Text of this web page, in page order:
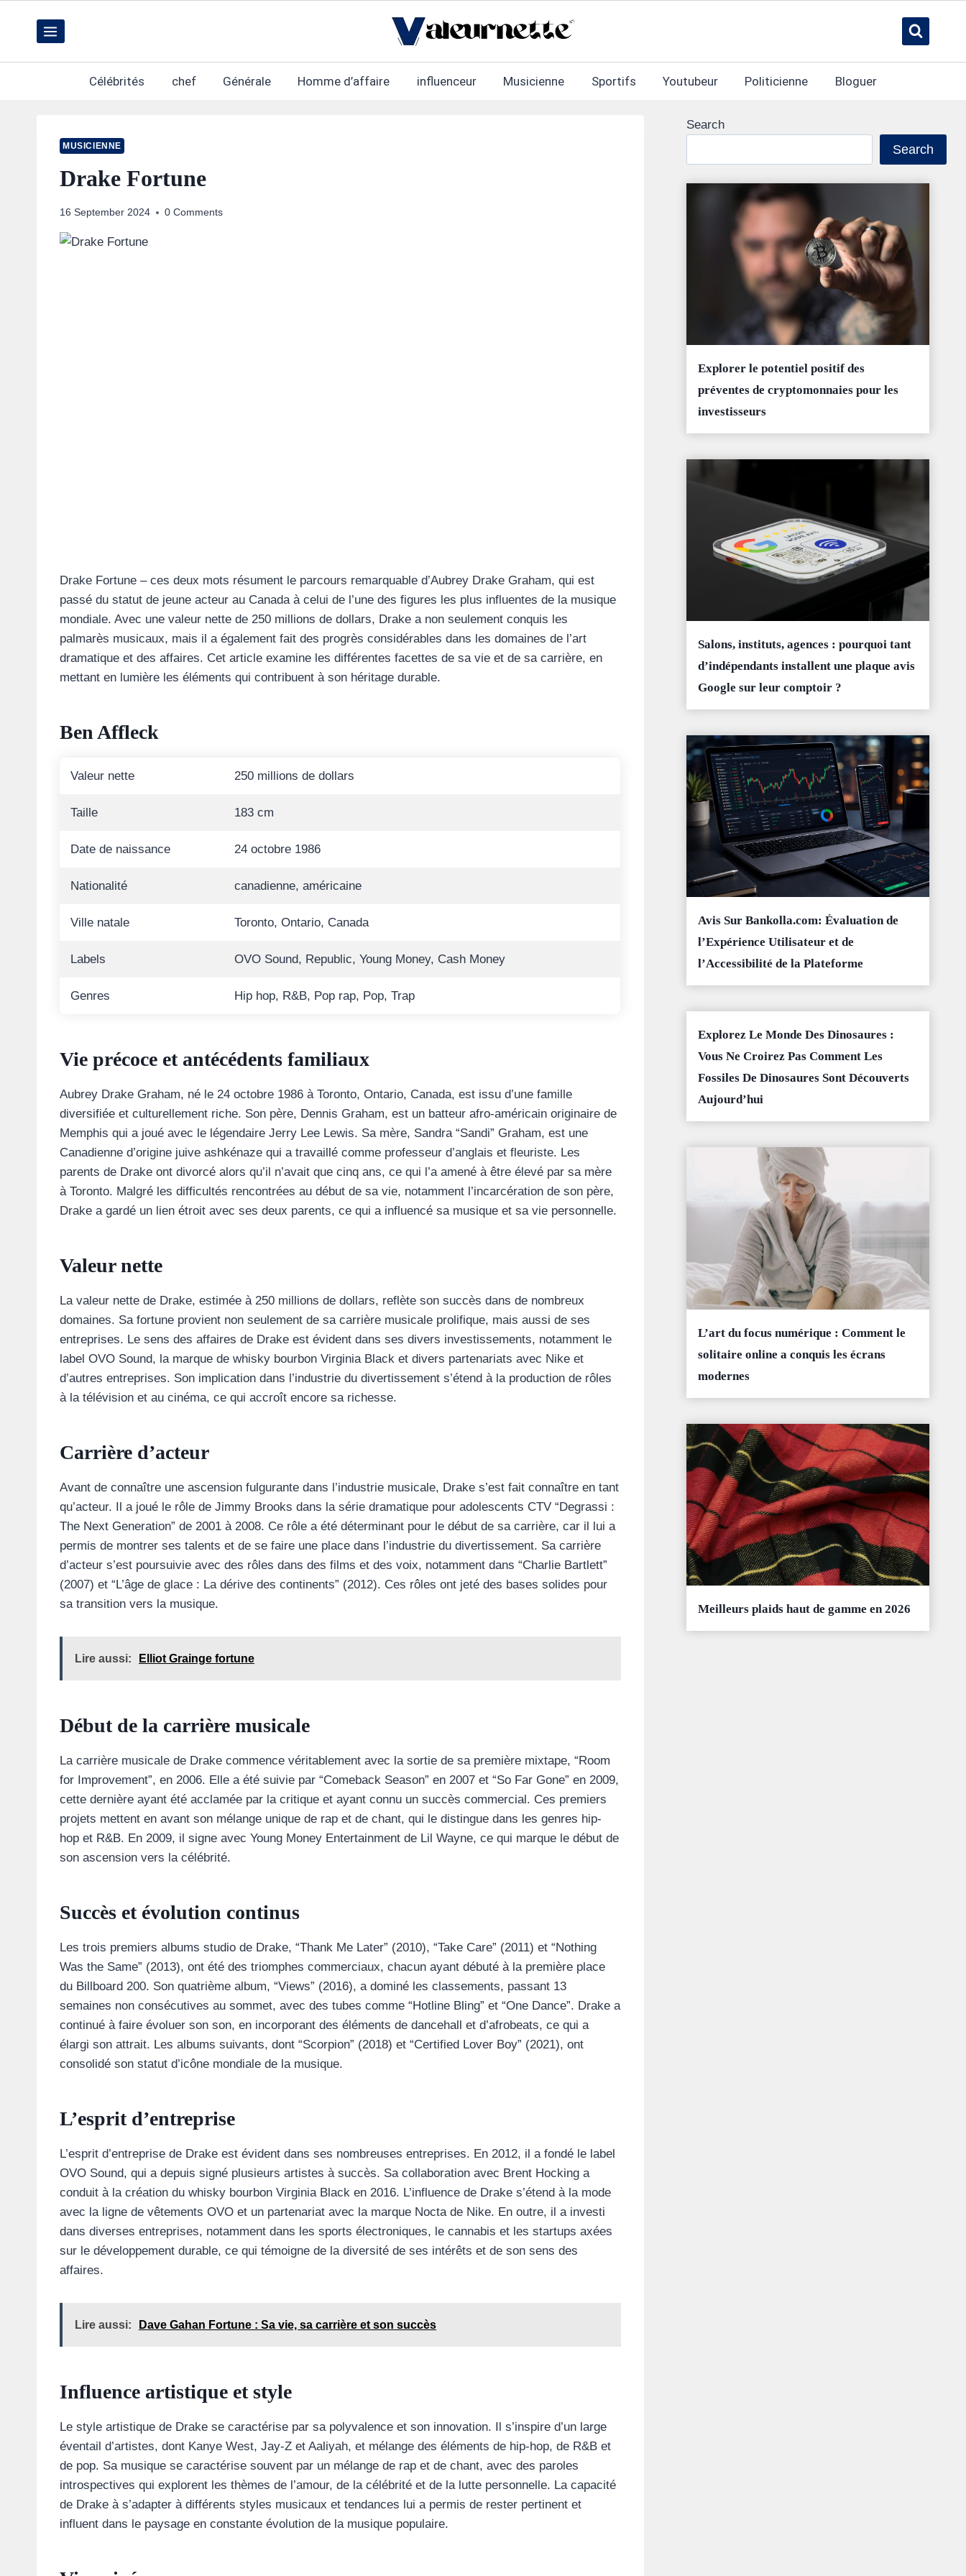
content
Célébrités chef Générale Homme d’affaire influenceur Musicienne Sportifs Youtubeur Politicienne Bloguer
MUSICIENNE
Drake Fortune
16 September 2024 0 Comments
Drake Fortune – ces deux mots résument le parcours remarquable d’Aubrey Drake Graham, qui est
passé du statut de jeune acteur au Canada à celui de l’une des figures les plus influentes de la musique
mondiale. Avec une valeur nette de 250 millions de dollars, Drake a non seulement conquis les
palmarès musicaux, mais il a également fait des progrès considérables dans les domaines de l’art
dramatique et des affaires. Cet article examine les différentes facettes de sa vie et de sa carrière, en
mettant en lumière les éléments qui contribuent à son héritage durable.
Ben Affleck
Valeur nette 250 millions de dollars
Taille 183 cm
Date de naissance 24 octobre 1986
Nationalité canadienne, américaine
Ville natale Toronto, Ontario, Canada
Labels OVO Sound, Republic, Young Money, Cash Money
Genres Hip hop, R&B, Pop rap, Pop, Trap
Vie précoce et antécédents familiaux
Aubrey Drake Graham, né le 24 octobre 1986 à Toronto, Ontario, Canada, est issu d’une famille
diversifiée et culturellement riche. Son père, Dennis Graham, est un batteur afro-américain originaire de
Memphis qui a joué avec le légendaire Jerry Lee Lewis. Sa mère, Sandra “Sandi” Graham, est une
Canadienne d’origine juive ashkénaze qui a travaillé comme professeur d’anglais et fleuriste. Les
parents de Drake ont divorcé alors qu’il n’avait que cinq ans, ce qui l’a amené à être élevé par sa mère
à Toronto. Malgré les difficultés rencontrées au début de sa vie, notamment l’incarcération de son père,
Drake a gardé un lien étroit avec ses deux parents, ce qui a influencé sa musique et sa vie personnelle.
Valeur nette
La valeur nette de Drake, estimée à 250 millions de dollars, reflète son succès dans de nombreux
domaines. Sa fortune provient non seulement de sa carrière musicale prolifique, mais aussi de ses
entreprises. Le sens des affaires de Drake est évident dans ses divers investissements, notamment le
label OVO Sound, la marque de whisky bourbon Virginia Black et divers partenariats avec Nike et
d’autres entreprises. Son implication dans l’industrie du divertissement s’étend à la production de rôles
à la télévision et au cinéma, ce qui accroît encore sa richesse.
Carrière d’acteur
Avant de connaître une ascension fulgurante dans l’industrie musicale, Drake s’est fait connaître en tant
qu’acteur. Il a joué le rôle de Jimmy Brooks dans la série dramatique pour adolescents CTV “Degrassi :
The Next Generation” de 2001 à 2008. Ce rôle a été déterminant pour le début de sa carrière, car il lui a
permis de montrer ses talents et de se faire une place dans l’industrie du divertissement. Sa carrière
d’acteur s’est poursuivie avec des rôles dans des films et des voix, notamment dans “Charlie Bartlett”
(2007) et “L’âge de glace : La dérive des continents” (2012). Ces rôles ont jeté des bases solides pour
sa transition vers la musique.
Lire aussi: Elliot Grainge fortune
Début de la carrière musicale
La carrière musicale de Drake commence véritablement avec la sortie de sa première mixtape, “Room
for Improvement”, en 2006. Elle a été suivie par “Comeback Season” en 2007 et “So Far Gone” en 2009,
cette dernière ayant été acclamée par la critique et ayant connu un succès commercial. Ces premiers
projets mettent en avant son mélange unique de rap et de chant, qui le distingue dans les genres hip-
hop et R&B. En 2009, il signe avec Young Money Entertainment de Lil Wayne, ce qui marque le début de
son ascension vers la célébrité.
Succès et évolution continus
Les trois premiers albums studio de Drake, “Thank Me Later” (2010), “Take Care” (2011) et “Nothing
Was the Same” (2013), ont été des triomphes commerciaux, chacun ayant débuté à la première place
du Billboard 200. Son quatrième album, “Views” (2016), a dominé les classements, passant 13
semaines non consécutives au sommet, avec des tubes comme “Hotline Bling” et “One Dance”. Drake a
continué à faire évoluer son son, en incorporant des éléments de dancehall et d’afrobeats, ce qui a
élargi son attrait. Les albums suivants, dont “Scorpion” (2018) et “Certified Lover Boy” (2021), ont
consolidé son statut d’icône mondiale de la musique.
L’esprit d’entreprise
L’esprit d’entreprise de Drake est évident dans ses nombreuses entreprises. En 2012, il a fondé le label
OVO Sound, qui a depuis signé plusieurs artistes à succès. Sa collaboration avec Brent Hocking a
conduit à la création du whisky bourbon Virginia Black en 2016. L’influence de Drake s’étend à la mode
avec la ligne de vêtements OVO et un partenariat avec la marque Nocta de Nike. En outre, il a investi
dans diverses entreprises, notamment dans les sports électroniques, le cannabis et les startups axées
sur le développement durable, ce qui témoigne de la diversité de ses intérêts et de son sens des
affaires.
Lire aussi: Dave Gahan Fortune : Sa vie, sa carrière et son succès
Influence artistique et style
Le style artistique de Drake se caractérise par sa polyvalence et son innovation. Il s’inspire d’un large
éventail d’artistes, dont Kanye West, Jay-Z et Aaliyah, et mélange des éléments de hip-hop, de R&B et
de pop. Sa musique se caractérise souvent par un mélange de rap et de chant, avec des paroles
introspectives qui explorent les thèmes de l’amour, de la célébrité et de la lutte personnelle. La capacité
de Drake à s’adapter à différents styles musicaux et tendances lui a permis de rester pertinent et
influent dans le paysage en constante évolution de la musique populaire.
Search
Search
Explorer le potentiel positif des
préventes de cryptomonnaies pour les
investisseurs
Salons, instituts, agences : pourquoi tant
d’indépendants installent une plaque avis
Google sur leur comptoir ?
Avis Sur Bankolla.com: Évaluation de
l’Expérience Utilisateur et de
l’Accessibilité de la Plateforme
Explorez Le Monde Des Dinosaures :
Vous Ne Croirez Pas Comment Les
Fossiles De Dinosaures Sont Découverts
Aujourd’hui
L’art du focus numérique : Comment le
solitaire online a conquis les écrans
modernes
Meilleurs plaids haut de gamme en 2026